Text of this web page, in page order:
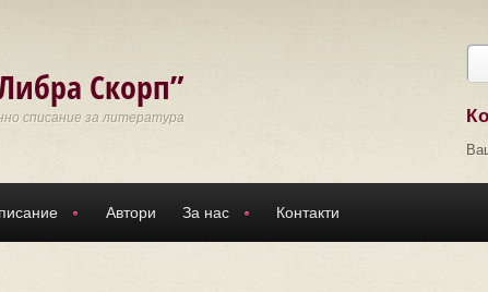
Скорп”
списание за литература
Автори За нас Контакти